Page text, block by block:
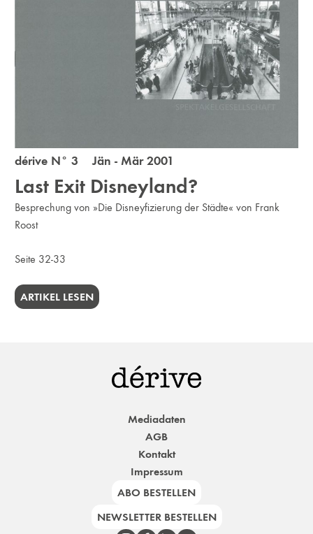
dérive N° 3 Jän - Mär 2001
Last Exit Disneyland?
Besprechung von »Die Disneyfizierung der Städte« von Frank
Roost
Seite 32-33
ARTIKEL LESEN
Mediadaten
AGB
Kontakt
Impressum
ABO BESTELLEN
NEWSLETTER BESTELLEN